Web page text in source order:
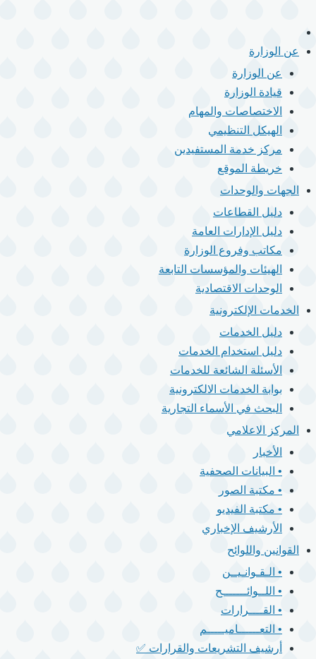
القائمة
الرئيسيةعن الوزارة
عن الوزارة
قيادة الوزارة
الاختصاصات والمهام
الهيكل التنظيمي
مركز خدمة المستفيدين
خريطة الموقع
الجهات والوحدات
دليل القطاعات
دليل الإدارات العامة
مكاتب وفروع الوزارة
الهيئات والمؤسسات التابعة
الوحدات الاقتصادية
الخدمات الإلكترونية
دليل الخدمات
دليل استخدام الخدمات
الأسئلة الشائعة للخدمات
بوابة الخدمات الالكترونية
البحث في الأسماء التجارية
المركز الاعلامي
الأخبار
• البيانات الصحفية
• مكتبة الصور
• مكتبة الفيديو
الأرشيف الإخباري
القوانين واللوائح
• الـقـوانـيــن
• اللــوائـــــــح
• القــــرارات
• التعــــــاميـــــم
أرشيف التشريعات والقرارات ✅